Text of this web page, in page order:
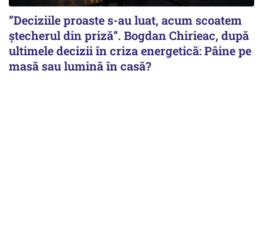
”Deciziile proaste s-au luat, acum scoatem
ștecherul din priză”. Bogdan Chirieac, după
ultimele decizii în criza energetică: Pâine pe
masă sau lumină în casă?